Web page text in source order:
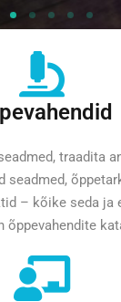
traadita
seadmed,
– kõike seda ja
õppevahendite